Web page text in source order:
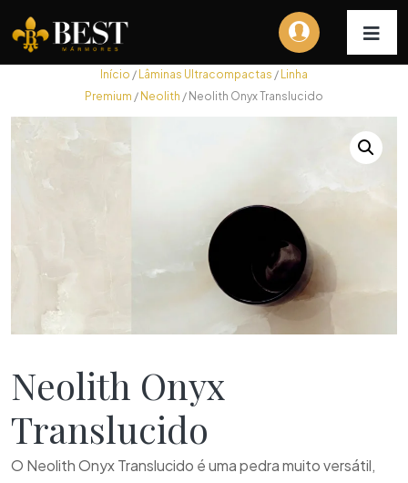
Início / Lâminas Ultracompactas / Linha
Premium / Neolith / Neolith Onyx Translucido
Neolith Onyx
Translucido
O Neolith Onyx Translucido é uma pedra muito versátil,